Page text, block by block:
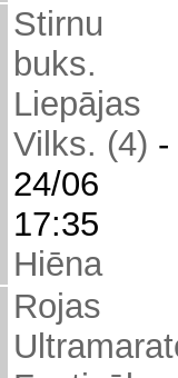
Stirnu
buks.
Liepājas
Vilks. (4) -
24/06
17:35
Hiēna
Rojas